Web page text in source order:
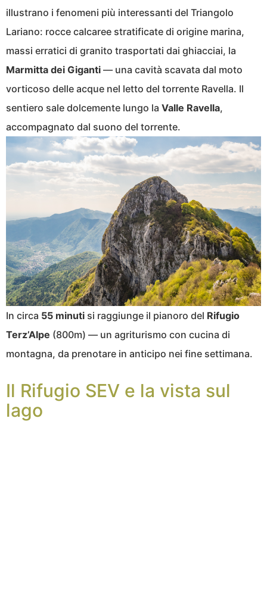
illustrano i fenomeni più interessanti del Triangolo
Lariano: rocce calcaree stratificate di origine marina,
massi erratici di granito trasportati dai ghiacciai, la
Marmitta dei Giganti — una cavità scavata dal moto
vorticoso delle acque nel letto del torrente Ravella. Il
sentiero sale dolcemente lungo la Valle Ravella,
accompagnato dal suono del torrente.
In circa 55 minuti si raggiunge il pianoro del Rifugio
Terz’Alpe (800m) — un agriturismo con cucina di
montagna, da prenotare in anticipo nei fine settimana.
Il Rifugio SEV e la vista sul
lago